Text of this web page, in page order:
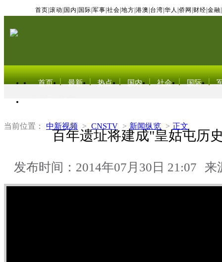
首页 滚动 国内 国际 军事 社会 地方 港澳 台湾 华人 侨网 财经 金融
首页 最新 热点 国内 社会 国际
当前位置： 中新视频 > CNSTV > 新闻纵览 > 正文
百年遗址将建成"皇姑屯历
发布时间：2014年07月30日 21:07 来